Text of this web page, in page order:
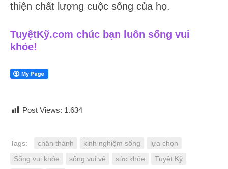
thiện chất lượng cuộc sống của họ.
TuyệtKỹ.com chúc bạn luôn sống vui
khỏe!
Post Views: 1.634
Tags: chân thành kinh nghiệm sống
lựa chọn
Sống vui khỏe
sống vui vẻ sức khỏe
Tuyệt Kỹ